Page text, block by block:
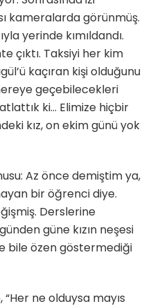
kameralarda görünmüş.
yerinde kımıldandı.
çıktı. Taksiyi her kim
kaçıran kişi olduğunu
geçebilecekleri
ki… Elimize hiçbir
kız, on ekim günü yok
Az önce demiştim ya,
bir öğrenci diye.
Derslerine
güne kızın neşesi
bile özen göstermediği
ne olduysa mayıs